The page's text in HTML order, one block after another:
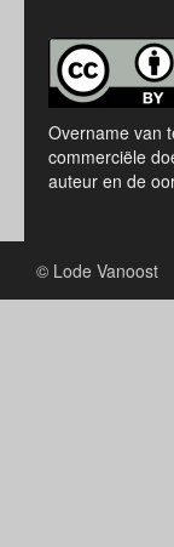
Overname van
commerciële
auteur en de
© Lode Vanoost